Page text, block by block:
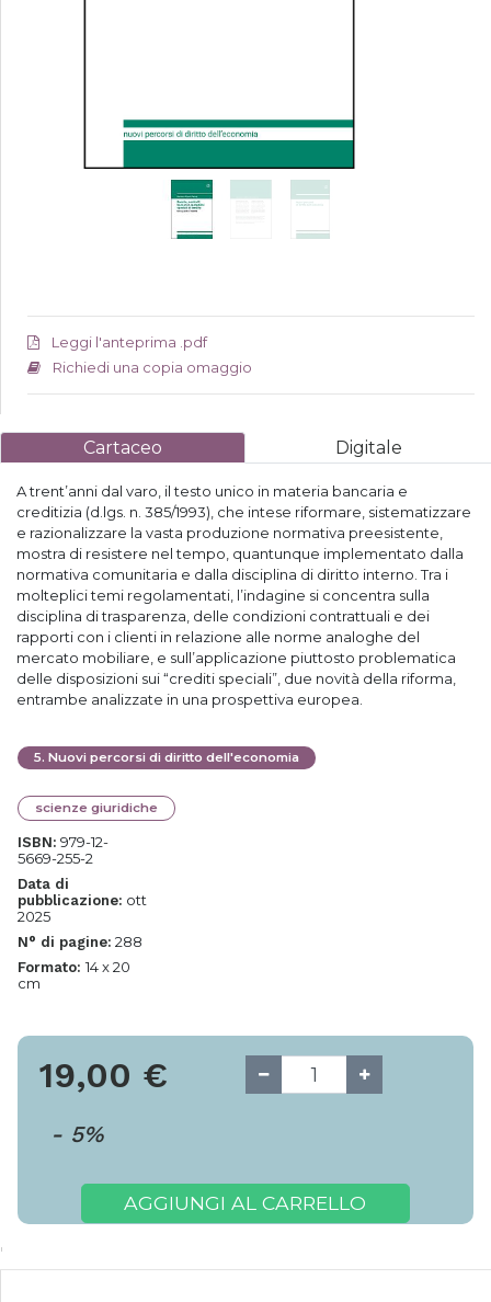
Leggi l'anteprima .pdf
Richiedi una copia omaggio
Cartaceo Digitale
A trent’anni dal varo, il testo unico in materia bancaria e
creditizia (d.lgs. n. 385/1993), che intese riformare, sistematizzare
e razionalizzare la vasta produzione normativa preesistente,
mostra di resistere nel tempo, quantunque implementato dalla
normativa comunitaria e dalla disciplina di diritto interno. Tra i
molteplici temi regolamentati, l’indagine si concentra sulla
disciplina di trasparenza, delle condizioni contrattuali e dei
rapporti con i clienti in relazione alle norme analoghe del
mercato mobiliare, e sull’applicazione piuttosto problematica
delle disposizioni sui “crediti speciali”, due novità della riforma,
entrambe analizzate in una prospettiva europea.
5. Nuovi percorsi di diritto dell'economia
scienze giuridiche
ISBN: 979-12-
5669-255-2
Data di
pubblicazione: ott
2025
N° di pagine: 288
Formato: 14 x 20
cm
19,00 €
- 5%
AGGIUNGI AL CARRELLO